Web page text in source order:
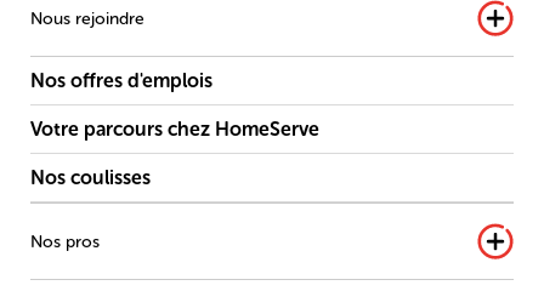
Nous rejoindre
Nos offres d'emplois
Votre parcours chez HomeServe
Nos coulisses
Nos pros